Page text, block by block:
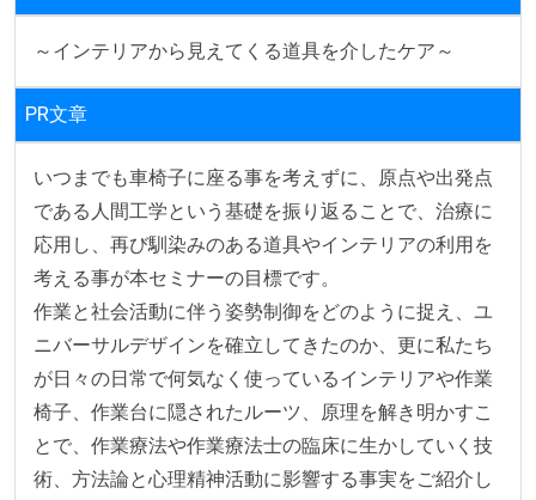
～インテリアから見えてくる道具を介したケア～
PR文章
いつまでも車椅子に座る事を考えずに、原点や出発点
である人間工学という基礎を振り返ることで、治療に
応用し、再び馴染みのある道具やインテリアの利用を
考える事が本セミナーの目標です。
作業と社会活動に伴う姿勢制御をどのように捉え、ユ
ニバーサルデザインを確立してきたのか、更に私たち
が日々の日常で何気なく使っているインテリアや作業
椅子、作業台に隠されたルーツ、原理を解き明かすこ
とで、作業療法や作業療法士の臨床に生かしていく技
術、方法論と心理精神活動に影響する事実をご紹介し